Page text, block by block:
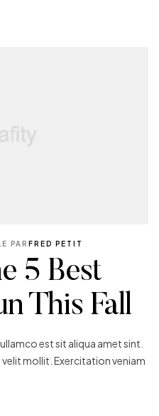
PAR FRED PETIT
5 Best
This Fall
est sit aliqua amet sint.
mollit. Exercitation veniam